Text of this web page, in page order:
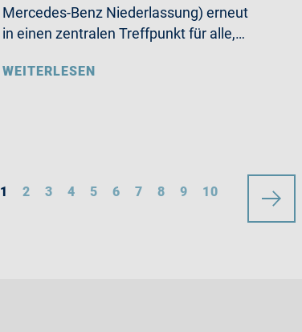
Mercedes-Benz Niederlassung) erneut
in einen zentralen Treffpunkt für alle,…
WEITERLESEN
1 2 3 4 5 6 7 8 9 10